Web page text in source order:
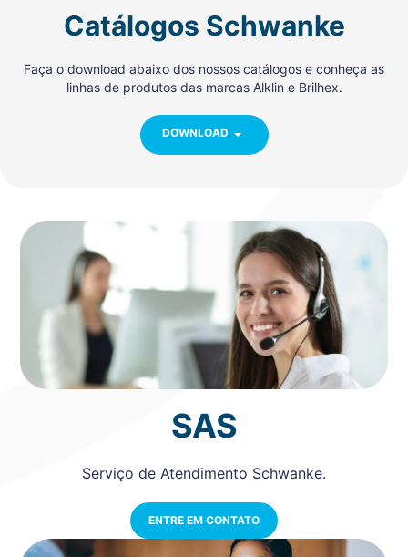
Catálogos Schwanke
Faça o download abaixo dos nossos catálogos e conheça as
linhas de produtos das marcas Alklin e Brilhex.
DOWNLOAD
SAS
Serviço de Atendimento Schwanke.
ENTRE EM CONTATO